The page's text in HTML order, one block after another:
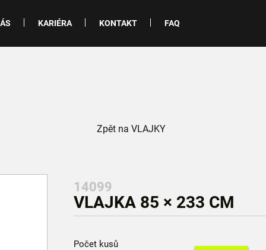
KARIÉRA KONTAKT FAQ
Zpět na VLAJKY
14099
VLAJKA 85 × 233 CM
Počet kusů